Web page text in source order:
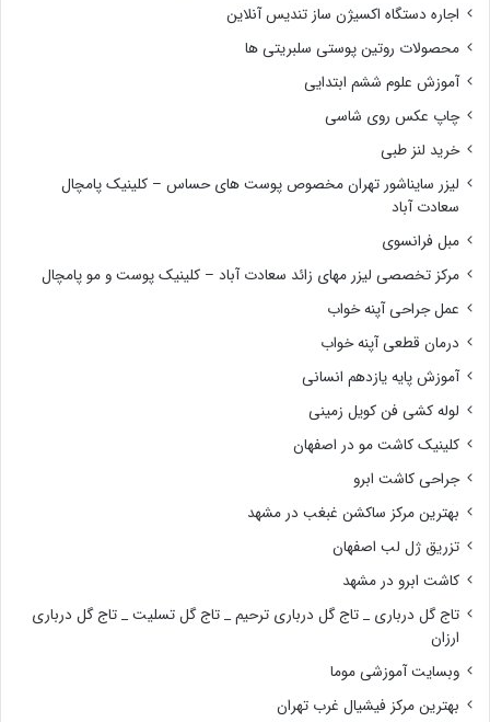
اجاره دستگاه اکسیژن ساز تندیس آنلاین
محصولات روتین پوستی سلبریتی ها
آموزش علوم ششم ابتدایی
چاپ عکس روی شاسی
خرید لنز طبی
لیزر سایناشور تهران مخصوص پوست های حساس – کلینیک پامچال
سعادت آباد
مبل فرانسوی
مرکز تخصصی لیزر مهای زائد سعادت آباد – کلینیک پوست و مو پامچال
عمل جراحی آپنه خواب
درمان قطعی آپنه خواب
آموزش پایه یازدهم انسانی
لوله کشی فن کویل زمینی
کلینیک کاشت مو در اصفهان
جراحی کاشت ابرو
بهترین مرکز ساکشن غبغب در مشهد
تزریق ژل لب اصفهان
کاشت ابرو در مشهد
تاج گل درباری _ تاج گل درباری ترحیم _ تاج گل تسلیت _ تاج گل درباری
ارزان
وبسایت آموزشی موما
بهترین مرکز فیشیال غرب تهران